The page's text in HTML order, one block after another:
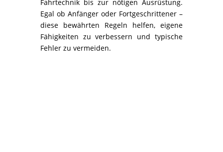
Fahrtechnik bis zur nötigen Ausrüstung.
Egal ob Anfänger oder Fortgeschrittener –
diese bewährten Regeln helfen, eigene
Fähigkeiten zu verbessern und typische
Fehler zu vermeiden.